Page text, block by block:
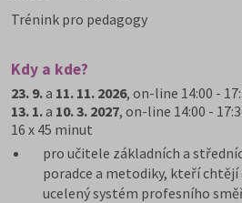
Trénink pro pedagogy
Kdy a kde?
23. 9.a 11. 11. 2026, on-line 14:00 -
13. 1.a 10. 3. 2027, on-line 14:00 -
16 x 45 minut
pro učitele základních a
poradce a metodiky, kteří
ucelený systém profesního